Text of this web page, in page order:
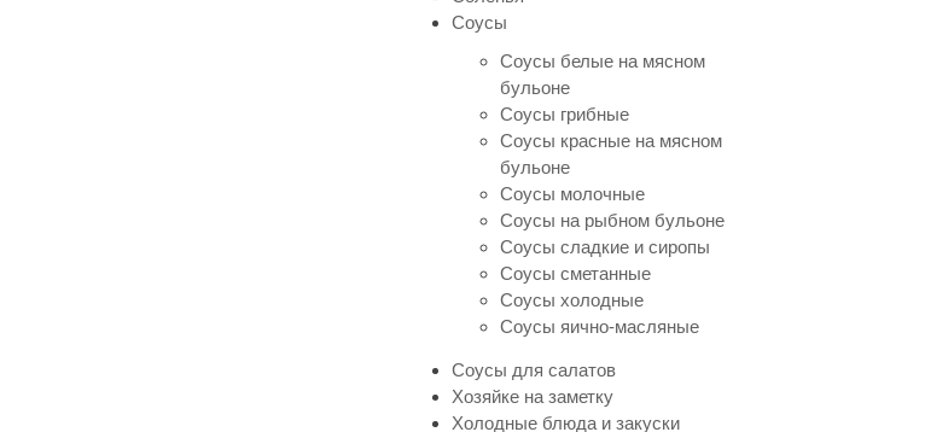
Соусы
Соусы белые на мясном
бульоне
Соусы грибные
Соусы красные на мясном
бульоне
Соусы молочные
Соусы на рыбном бульоне
Соусы сладкие и сиропы
Соусы сметанные
Соусы холодные
Соусы яично-масляные
Соусы для салатов
Хозяйке на заметку
Холодные блюда и закуски